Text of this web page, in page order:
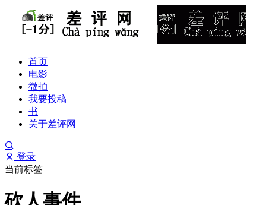
首页
电影
微拍
我要投稿
书
关于差评网
登录
当前标签